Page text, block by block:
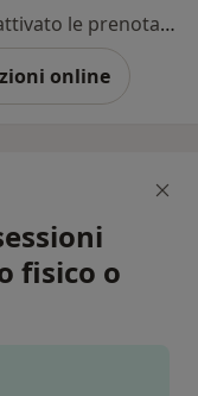
Questo dottore non ha ancora attivato le prenotazioni online presso questo indirizzo.
online
fisico o